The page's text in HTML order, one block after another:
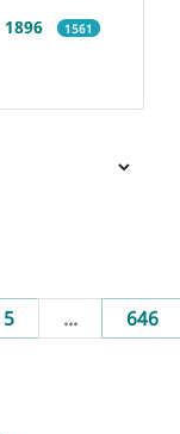
1896 1561
5 ... 646